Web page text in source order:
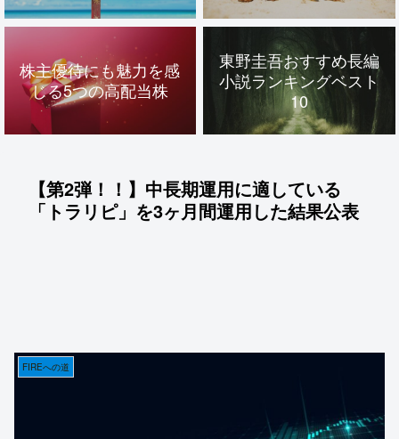
株主優待にも魅力を感
じる5つの高配当株
東野圭吾おすすめ長編
小説ランキングベスト
10
【第2弾！！】中長期運用に適している
「トラリピ」を3ヶ月間運用した結果公表
FIREへの道